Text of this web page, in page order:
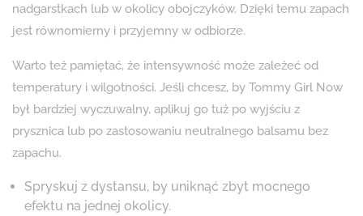
nadgarstkach lub w okolicy obojczyków. Dzięki temu zapach
jest równomierny i przyjemny w odbiorze.
Warto też pamiętać, że intensywność może zależeć od
temperatury i wilgotności. Jeśli chcesz, by Tommy Girl Now
był bardziej wyczuwalny, aplikuj go tuż po wyjściu z
prysznica lub po zastosowaniu neutralnego balsamu bez
zapachu.
Spryskuj z dystansu, by uniknąć zbyt mocnego
efektu na jednej okolicy.